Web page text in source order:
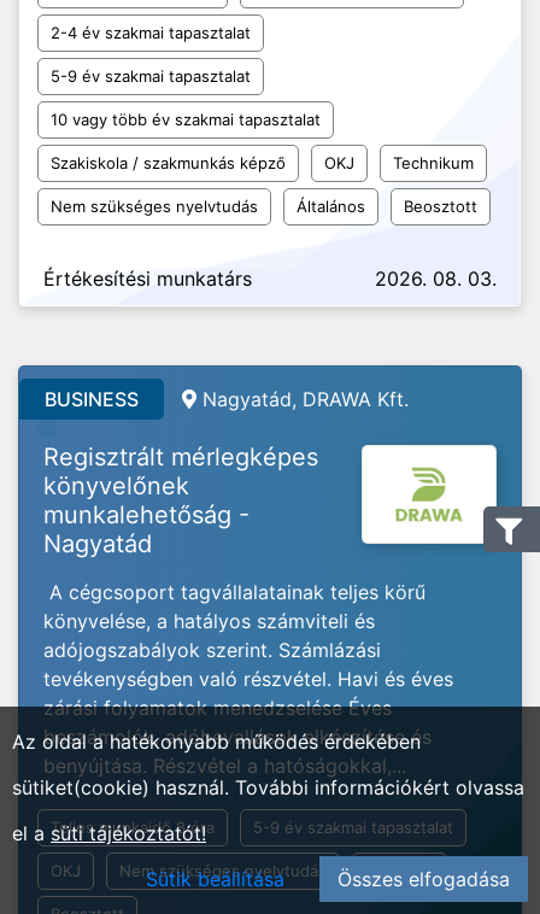
2-4 év szakmai tapasztalat
5-9 év szakmai tapasztalat
10 vagy több év szakmai tapasztalat
Szakiskola / szakmunkás képző OKJ Technikum
Nem szükséges nyelvtudás Általános Beosztott
Értékesítési munkatárs 2026. 08. 03.
BUSINESS Nagyatád, DRAWA Kft.
Regisztrált mérlegképes
könyvelőnek
munkalehetőság -
Nagyatád
A cégcsoport tagvállalatainak teljes körű
könyvelése, a hatályos számviteli és
adójogszabályok szerint. Számlázási
tevékenységben való részvétel. Havi és éves
zárási folyamatok menedzselése Éves
beszámolók, adóbevallások elkészítése és
benyújtása. Részvétel a hatóságokkal,...
Teljes munkaidő 8 óra 5-9 év szakmai tapasztalat
OKJ Nem szükséges nyelvtudás Általános
Az oldal a hatékonyabb működés érdekében
sütiket(cookie) használ. További információkért olvassa
el a süti tájékoztatót!
Sütik beállítása
Összes elfogadása